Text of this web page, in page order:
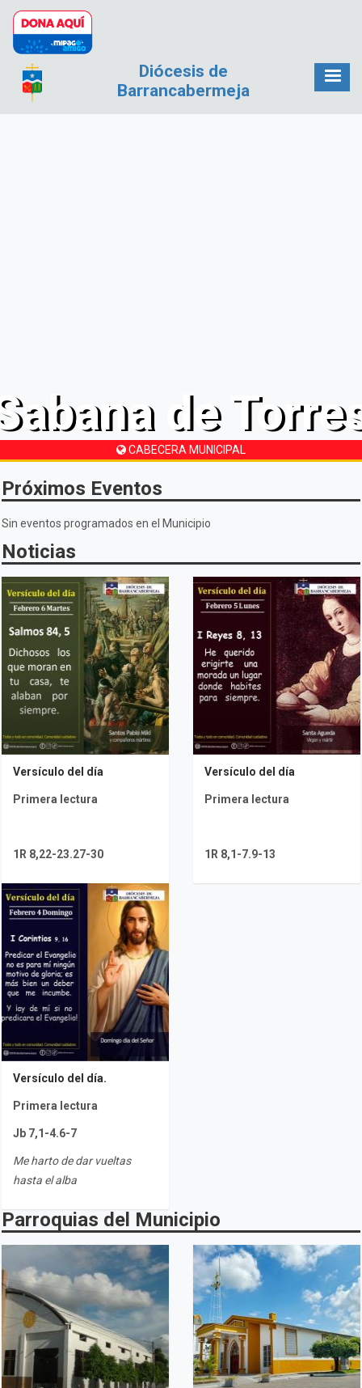
Pasar al contenido principal
Diócesis de
Barrancabermeja
de
CABECERA MUNICIPAL
Próximos Eventos
Sin eventos programados en el Municipio
Noticias
Versículo del día
Primera lectura
1R 8,22-23.27-30
Versículo del día
Primera lectura
1R 8,1-7.9-13
Versículo del día.
Primera lectura
Jb 7,1-4.6-7
Me harto de dar vueltas
hasta el alba
Parroquias del Municipio